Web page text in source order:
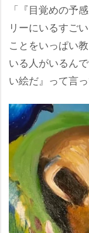
「『目覚めの予
リーにいるすご
ことをいっぱい
いる人がいるん
い絵だ』って言